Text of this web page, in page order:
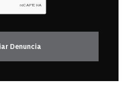
Denuncia